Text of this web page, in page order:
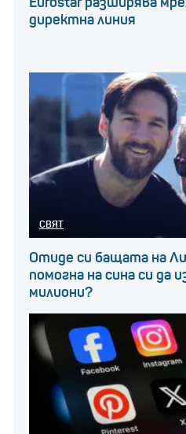
директна линия
СВЯТ
Отиде си бащата на
помогна на сина си да
милиони?